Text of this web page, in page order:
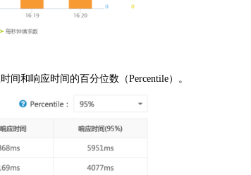
和响应时间的百分位数（Percentile）。